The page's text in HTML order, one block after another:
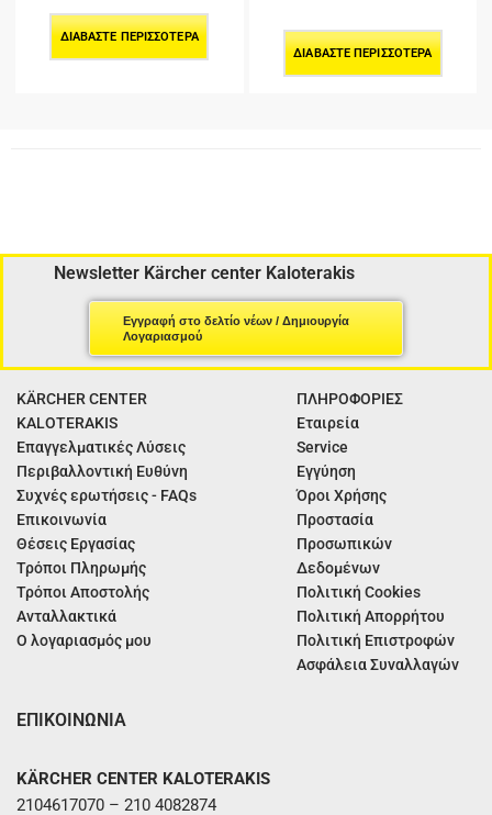
ΔΙΑΒΆΣΤΕ ΠΕΡΙΣΣΌΤΕΡΑ
ΔΙΑΒΆΣΤΕ ΠΕΡΙΣΣΌΤΕΡΑ
Newsletter Kärcher center Kaloterakis
Εγγραφή στο δελτίο νέων / Δημιουργία
Λογαριασμού
KÄRCHER CENTER
KALOTERAKIS
Επαγγελματικές Λύσεις
Περιβαλλοντική Ευθύνη
Συχνές ερωτήσεις - FAQs
Επικοινωνία
Θέσεις Εργασίας
Τρόποι Πληρωμής
Τρόποι Αποστολής
Ανταλλακτικά
Ο λογαριασμός μου
ΠΛΗΡΟΦΟΡΙΕΣ
Εταιρεία
Service
Εγγύηση
Όροι Χρήσης
Προστασία
Προσωπικών
Δεδομένων
Πολιτική Cookies
Πολιτική Απορρήτου
Πολιτική Επιστροφών
Ασφάλεια Συναλλαγών
ΕΠΙΚΟΙΝΩΝΙΑ
KÄRCHER CENTER KALOTERAKIS
2104617070 – 210 4082874